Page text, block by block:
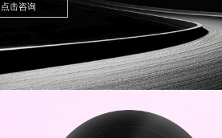
点击咨询